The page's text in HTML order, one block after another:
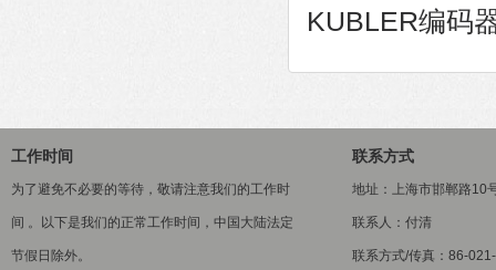
KUBLER编码
工作时间
为了避免不必要的等待，敬请注意我们的工作时
间 。以下是我们的正常工作时间，中国大陆法定
节假日除外。
联系方式
地址：上海市邯郸路10
联系人：付清
联系方式/传真：86-